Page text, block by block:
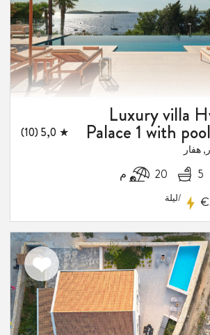
Luxury villa
Palace 1 with
★ 5,0 (10)
هفار
5 20 م
/ليلة
اضف
الى
المفضلة